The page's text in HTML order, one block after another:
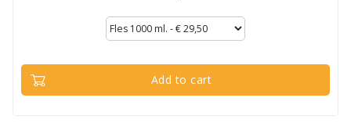
Add to cart